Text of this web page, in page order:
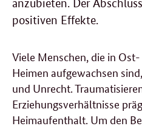
anzubieten. Der
positiven Effekte.
Viele Menschen, die in
Heimen aufgewachsen
und Unrecht.
Erziehungsverhältnisse
Heimaufenthalt. Um den